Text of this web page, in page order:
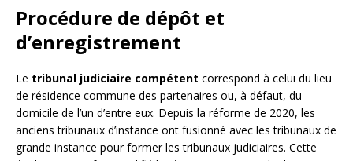
Procédure de dépôt et
d’enregistrement
Le tribunal judiciaire compétent correspond à celui du lieu
de résidence commune des partenaires ou, à défaut, du
domicile de l’un d’entre eux. Depuis la réforme de 2020, les
anciens tribunaux d’instance ont fusionné avec les tribunaux de
grande instance pour former les tribunaux judiciaires. Cette